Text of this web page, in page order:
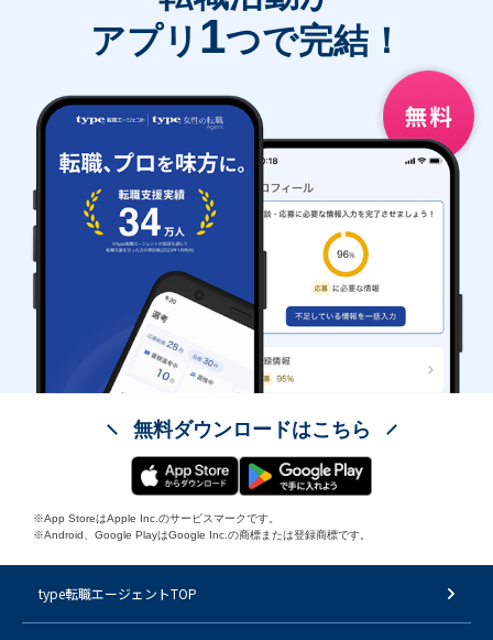
アプリ 1つで完結！
無料ダウンロードはこちら
※App StoreはApple Inc.のサービスマークです。
※Android、Google PlayはGoogle Inc.の商標または登録商標です。
type転職エージェントTOP